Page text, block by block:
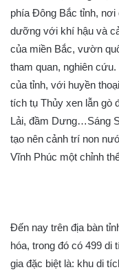
phía Đông Bắc tỉnh, nơi
dưỡng với khí hậu và
của miền Bắc, vườn
tham quan, nghiên
của tỉnh, với huyền
tích tụ Thủy xen lẫn gò
Lải, đầm Dưng…Sáng
tạo nên cảnh trí non
Vĩnh Phúc một chỉnh
Đến nay trên địa bàn
hóa, trong đó có 499 di
gia đặc biệt là: khu di